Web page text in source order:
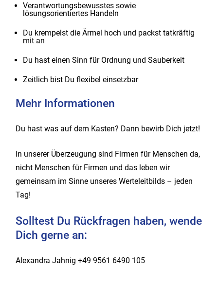
Verantwortungsbewusstes sowie
lösungsorientiertes Handeln
Du krempelst die Ärmel hoch und packst tatkräftig
mit an
Du hast einen Sinn für Ordnung und Sauberkeit
Zeitlich bist Du flexibel einsetzbar
Mehr Informationen
Du hast was auf dem Kasten? Dann bewirb Dich jetzt!
In unserer Überzeugung sind Firmen für Menschen da,
nicht Menschen für Firmen und das leben wir
gemeinsam im Sinne unseres Werteleitbilds – jeden
Tag!
Solltest Du Rückfragen haben, wende
Dich gerne an:
Alexandra Jahnig +49 9561 6490 105